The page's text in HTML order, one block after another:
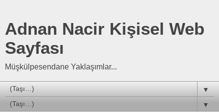
Adnan Nacir Kişisel Web
Sayfası
Müşkülpesendane Yaklaşımlar...
▼
▼